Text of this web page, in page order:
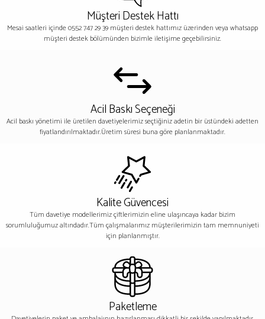
Müşteri Destek Hattı
Mesai saatleri içinde 0552 747 29 39 müşteri destek hattımız üzerinden veya whatsapp
müşteri destek bölümünden bizimle iletişime geçebilirsiniz.
Acil Baskı Seçeneği
Acil baskı yönetimi ile üretilen davetiyelerimiz seçtiğiniz adetin bir üstündeki adetten
fiyatlandırılmaktadır.Üretim süresi buna göre planlanmaktadır.
Kalite Güvencesi
Tüm davetiye modellerimiz çiftlerimizin eline ulaşıncaya kadar bizim
sorumluluğumuz altındadır.Tüm çalışmalarımız müşterilerimizin tam memnuniyeti
için planlanmıştır.
Paketleme